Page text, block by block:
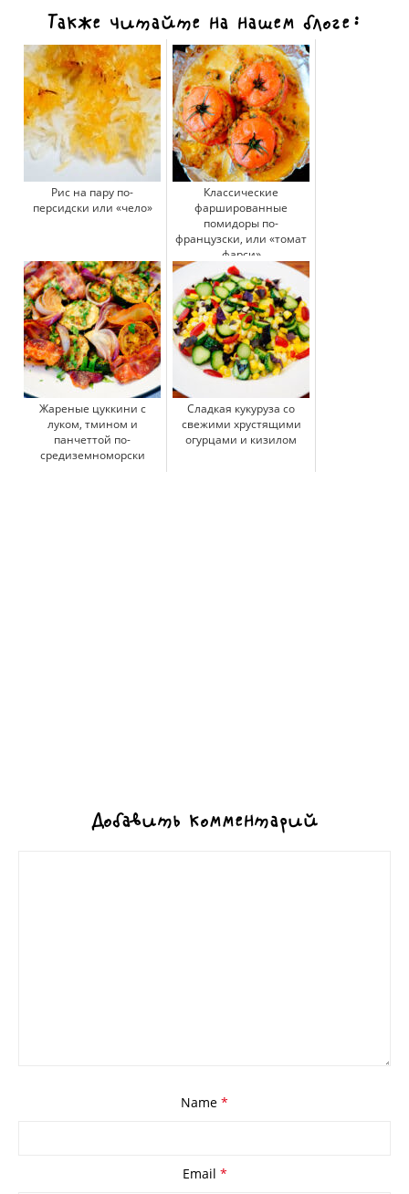
Также читайте на нашем блоге:
Рис на пару по-
персидски или «чело»
Классические
фаршированные
помидоры по-
французски, или «томат
фарси»
Жареные цуккини с
луком, тмином и
панчеттой по-
средиземноморски
Сладкая кукуруза со
свежими хрустящими
огурцами и кизилом
Добавить комментарий
Name *
Email *